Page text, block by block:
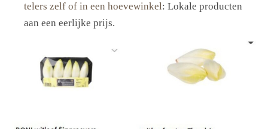
telers zelf of in een hoevewinkel: Lokale producten
aan een eerlijke prijs.